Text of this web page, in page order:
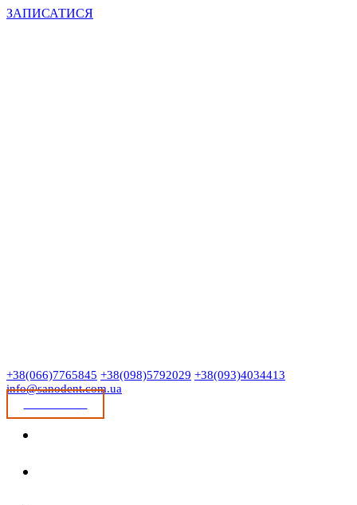
ЗАПИСАТИСЯ
+38(066)7765845 +38(098)5792029 +38(093)4034413
info@sanodent.com.ua